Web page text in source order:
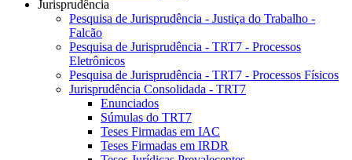
Jurisprudência
Pesquisa de Jurisprudência - Justiça do Trabalho -
Falcão
Pesquisa de Jurisprudência - TRT7 - Processos
Eletrônicos
Pesquisa de Jurisprudência - TRT7 - Processos Físicos
Jurisprudência Consolidada - TRT7
Enunciados
Súmulas do TRT7
Teses Firmadas em IAC
Teses Firmadas em IRDR